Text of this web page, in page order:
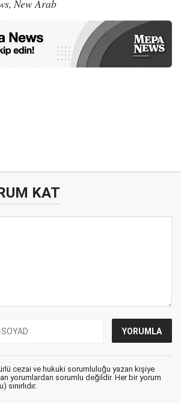
New Arab
KAT
cezai ve hukuki sorumluluğu yazan kişiye
yorumlardan sorumlu değildir. Her bir yorum